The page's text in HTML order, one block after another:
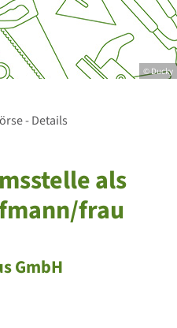
© Ducky
- Details
als
frau
GmbH